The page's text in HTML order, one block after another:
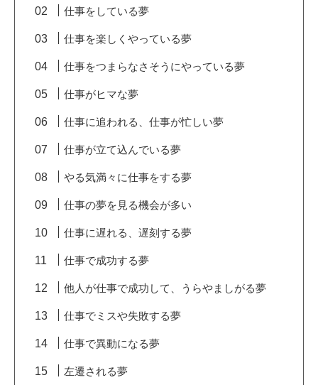
仕事をしている夢
仕事を楽しくやっている夢
仕事をつまらなさそうにやっている夢
仕事がヒマな夢
仕事に追われる、仕事が忙しい夢
仕事が立て込んでいる夢
やる気満々に仕事をする夢
仕事の夢を見る機会が多い
仕事に遅れる、遅刻する夢
仕事で成功する夢
他人が仕事で成功して、うらやましがる夢
仕事でミスや失敗する夢
仕事で異動になる夢
左遷される夢